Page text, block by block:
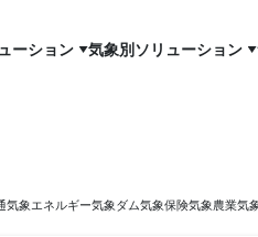
ーション 気象別ソリューション
気象エネルギー気象ダム気象保険気象農業気